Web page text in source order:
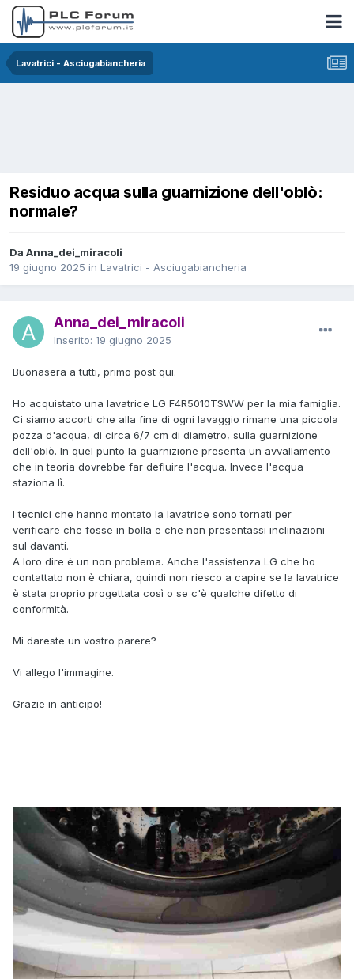
Lavatrici - Asciugabiancheria
Residuo acqua sulla guarnizione dell'oblò:
normale?
Da Anna_dei_miracoli
19 giugno 2025 in Lavatrici - Asciugabiancheria
Anna_dei_miracoli
Inserito: 19 giugno 2025
Buonasera a tutti, primo post qui.
Ho acquistato una lavatrice LG F4R5010TSWW per la mia famiglia.
Ci siamo accorti che alla fine di ogni lavaggio rimane una piccola
pozza d'acqua, di circa 6/7 cm di diametro, sulla guarnizione
dell'oblò. In quel punto la guarnizione presenta un avvallamento
che in teoria dovrebbe far defluire l'acqua. Invece l'acqua
staziona lì.
I tecnici che hanno montato la lavatrice sono tornati per
verificare che fosse in bolla e che non presentassi inclinazioni
sul davanti.
A loro dire è un non problema. Anche l'assistenza LG che ho
contattato non è chiara, quindi non riesco a capire se la lavatrice
è stata proprio progettata così o se c'è qualche difetto di
conformità.
Mi dareste un vostro parere?
Vi allego l'immagine.
Grazie in anticipo!